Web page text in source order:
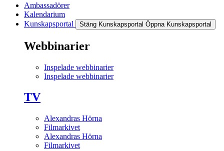
Ambassadörer
Kalendarium
Kunskapsportal
Stäng Kunskapsportal Öppna Kunskapsportal
Webbinarier
Inspelade webbinarier
Inspelade webbinarier
TV
Alexandras Hörna
Filmarkivet
Alexandras Hörna
Filmarkivet